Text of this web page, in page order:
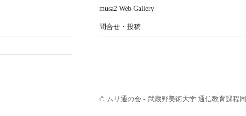
musa2 Web Gallery
問合せ・投稿
© ムサ通の会 - 武蔵野美術大学 通信教育課程